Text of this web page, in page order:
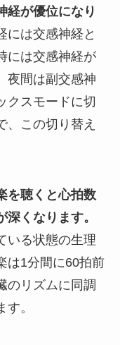
経が優位になり
には交感神経と
には交感神経が
夜間は副交感神
クスモードに切
、この切り替え
を聴くと心拍数
くなります。
いる状態の生理
は1分間に60拍前
のリズムに同調
。